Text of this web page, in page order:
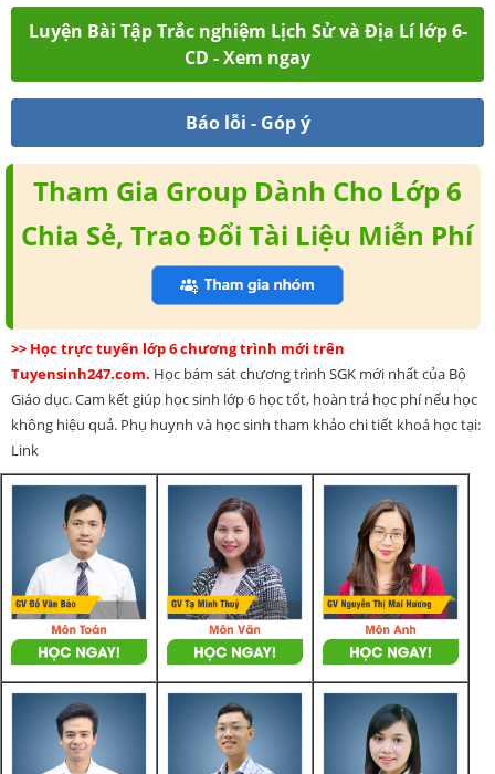
Luyện Bài Tập Trắc nghiệm Lịch Sử và Địa Lí lớp 6-
CD - Xem ngay
Báo lỗi - Góp ý
Tham Gia Group Dành Cho Lớp 6
Chia Sẻ, Trao Đổi Tài Liệu Miễn Phí
>> Học trực tuyến lớp 6 chương trình mới trên
Tuyensinh247.com. Học bám sát chương trình SGK mới nhất của Bộ
Giáo dục. Cam kết giúp học sinh lớp 6 học tốt, hoàn trả học phí nếu học
không hiệu quả. Phụ huynh và học sinh tham khảo chi tiết khoá học tại:
Link